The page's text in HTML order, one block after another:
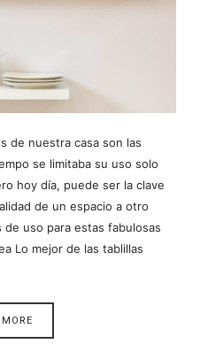
de nuestra casa son las
se limitaba su uso solo
hoy día, puede ser la clave
de un espacio a otro
uso para estas fabulosas
Lo mejor de las tablillas